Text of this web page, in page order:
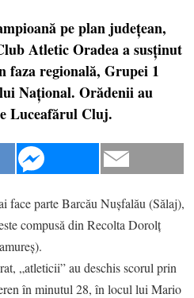
pe plan județean,
Atletic Oradea a susținut
regională, Grupei 1
Național. Orădenii au
Luceafărul Cluj.
face parte Barcău Nușfalău (Sălaj),
compusă din Recolta Dorolț
„atleticii” au deschis scorul prin
în minutul 28, în locul lui Mario